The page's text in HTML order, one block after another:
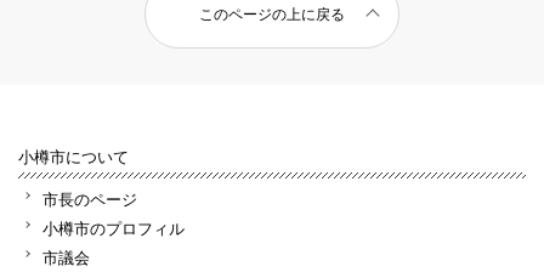
このページの上に戻る
小樽市について
市長のページ
小樽市のプロフィル
市議会